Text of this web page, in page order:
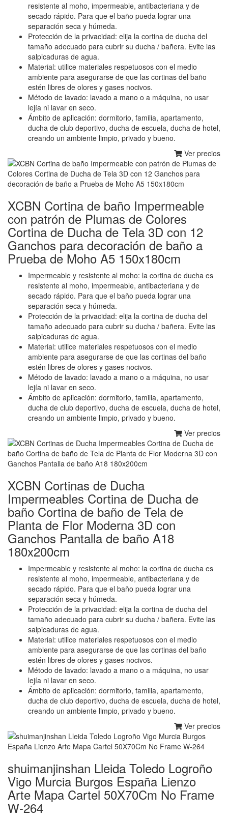
resistente al moho, impermeable, antibacteriana y de
secado rápido. Para que el baño pueda lograr una
separación seca y húmeda.
Protección de la privacidad: elija la cortina de ducha del
tamaño adecuado para cubrir su ducha / bañera. Evite las
salpicaduras de agua.
Material: utilice materiales respetuosos con el medio
ambiente para asegurarse de que las cortinas del baño
estén libres de olores y gases nocivos.
Método de lavado: lavado a mano o a máquina, no usar
lejía ni lavar en seco.
Ámbito de aplicación: dormitorio, familia, apartamento,
ducha de club deportivo, ducha de escuela, ducha de hotel,
creando un ambiente limpio, privado y bueno.
Ver precios
XCBN Cortina de baño Impermeable
con patrón de Plumas de Colores
Cortina de Ducha de Tela 3D con 12
Ganchos para decoración de baño a
Prueba de Moho A5 150x180cm
Impermeable y resistente al moho: la cortina de ducha es
resistente al moho, impermeable, antibacteriana y de
secado rápido. Para que el baño pueda lograr una
separación seca y húmeda.
Protección de la privacidad: elija la cortina de ducha del
tamaño adecuado para cubrir su ducha / bañera. Evite las
salpicaduras de agua.
Material: utilice materiales respetuosos con el medio
ambiente para asegurarse de que las cortinas del baño
estén libres de olores y gases nocivos.
Método de lavado: lavado a mano o a máquina, no usar
lejía ni lavar en seco.
Ámbito de aplicación: dormitorio, familia, apartamento,
ducha de club deportivo, ducha de escuela, ducha de hotel,
creando un ambiente limpio, privado y bueno.
Ver precios
XCBN Cortinas de Ducha
Impermeables Cortina de Ducha de
baño Cortina de baño de Tela de
Planta de Flor Moderna 3D con
Ganchos Pantalla de baño A18
180x200cm
Impermeable y resistente al moho: la cortina de ducha es
resistente al moho, impermeable, antibacteriana y de
secado rápido. Para que el baño pueda lograr una
separación seca y húmeda.
Protección de la privacidad: elija la cortina de ducha del
tamaño adecuado para cubrir su ducha / bañera. Evite las
salpicaduras de agua.
Material: utilice materiales respetuosos con el medio
ambiente para asegurarse de que las cortinas del baño
estén libres de olores y gases nocivos.
Método de lavado: lavado a mano o a máquina, no usar
lejía ni lavar en seco.
Ámbito de aplicación: dormitorio, familia, apartamento,
ducha de club deportivo, ducha de escuela, ducha de hotel,
creando un ambiente limpio, privado y bueno.
Ver precios
shuimanjinshan Lleida Toledo Logroño
Vigo Murcia Burgos España Lienzo
Arte Mapa Cartel 50X70Cm No Frame
W-264